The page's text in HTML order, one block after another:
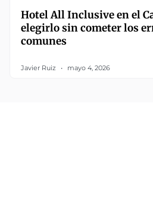
Hotel All Inclusive en el
elegirlo sin cometer los
comunes
Javier Ruiz mayo 4, 2026